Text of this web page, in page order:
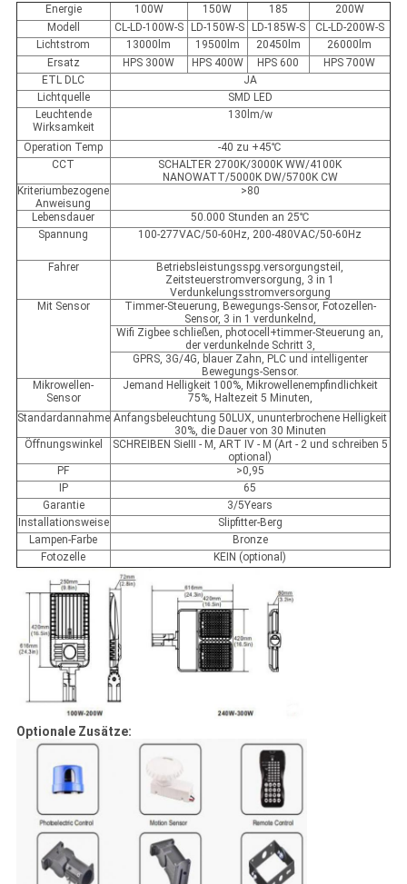
Energie 100W 150W 185
200W
Modell
CL-LD-100W-S LD-150W-S LD-185W-S
CL-LD-200W-S
Lichtstrom
13000lm 19500lm 20450lm
26000lm
Ersatz
HPS 300W HPS 400W HPS 600
HPS 700W
ETL DLC
JA
Lichtquelle
SMD LED
Leuchtende
Wirksamkeit
130lm/w
Operation Temp
-40 zu +45℃
CCT
SCHALTER 2700K/3000K WW/4100K
NANOWATT/5000K DW/5700K CW
Kriteriumbezogene
Anweisung
>80
Lebensdauer
50.000 Stunden an 25℃
Spannung
100-277VAC/50-60Hz, 200-480VAC/50-60Hz
Fahrer
Betriebsleistungsspg.versorgungsteil,
Zeitsteuerstromversorgung, 3 in 1
Verdunkelungsstromversorgung
Mit Sensor
Timmer-Steuerung, Bewegungs-Sensor, Fotozellen-
Sensor, 3 in 1 verdunkelnd,
Wifi Zigbee schließen, photocell+timmer-Steuerung an,
der verdunkelnde Schritt 3,
GPRS, 3G/4G, blauer Zahn, PLC und intelligenter
Bewegungs-Sensor.
Mikrowellen-
Sensor
Jemand Helligkeit 100%, Mikrowellenempfindlichkeit
75%, Haltezeit 5 Minuten,
Standardannahme Anfangsbeleuchtung 50LUX, ununterbrochene Helligkeit
30%, die Dauer von 30 Minuten
Öffnungswinkel
SCHREIBEN SieⅢ - M, ART Ⅳ - M (Art - 2 und schreiben 5
optional)
PF
>0,95
IP
65
Garantie
3/5Years
Installationsweise
Slipfitter-Berg
Lampen-Farbe
Bronze
Fotozelle
KEIN (optional)
Optionale Zusätze: